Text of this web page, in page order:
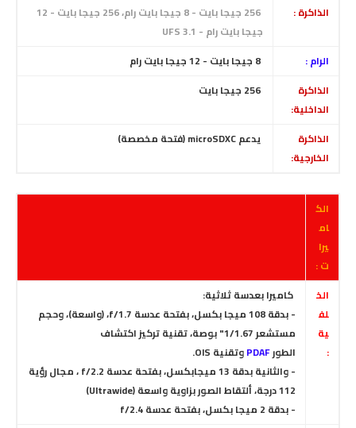
الذاكرة :
256 جيجا بايت - 8 جيجا بايت رام، 256 جيجا بايت - 12
جيجا بايت رام - UFS 3.1
الرام :
8 جيجا بايت - 12 جيجا بايت رام
الذاكرة
الداخلية:
256 جيجا بايت
الذاكرة
الخارجية:
يدعم microSDXC (فتحة مخصصة)
الك
ام
يرا
ت :
الخ
لف
ية
:
كاميرا بعدسة ثلاثية:
- بدقة 108 ميجا بكسل، بفتحة عدسة f/1.7،
(واسعة)، وحجم
مستشعر 1/1.67" بوصة، تقنية تركيز اكتشاف
الطورPDAFوتقنية OIS.
- والثانية بدقة 13 ميجابكسل
، بفتحة عدسة f/2.2 ، مجال رؤية
112 درجة، ألتقاط الصور بزاوية واسعة (Ultrawide)
- بدقة 2 ميجا بكسل
، بفتحة عدسة f/2.4